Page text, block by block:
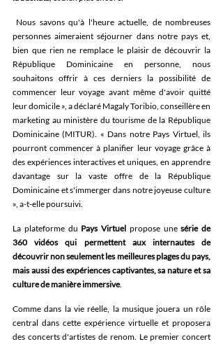
personnes aimeraient séjourner dans notre pays et,
bien que rien ne remplace le plaisir de découvrir la
République Dominicaine en personne, nous
souhaitons offrir à ces derniers la possibilité de
commencer leur voyage avant même d'avoir quitté
leur domicile », a déclaré Magaly Toribio, conseillère en
marketing au ministère du tourisme de la République
Dominicaine (MITUR). « Dans notre Pays Virtuel, ils
pourront commencer à planifier leur voyage grâce à
des expériences interactives et uniques, en apprendre
davantage sur la vaste offre de la République
Dominicaine et s'immerger dans notre joyeuse culture
», a-t-elle poursuivi.
La plateforme du Pays Virtuel propose une série de
360 vidéos qui permettent aux internautes de
découvrir non seulement les meilleures plages du pays,
mais aussi des expériences captivantes, sa nature et sa
culture de manière immersive.
Comme dans la vie réelle, la musique jouera un rôle
central dans cette expérience virtuelle et proposera
des concerts d'artistes de renom. Le premier concert